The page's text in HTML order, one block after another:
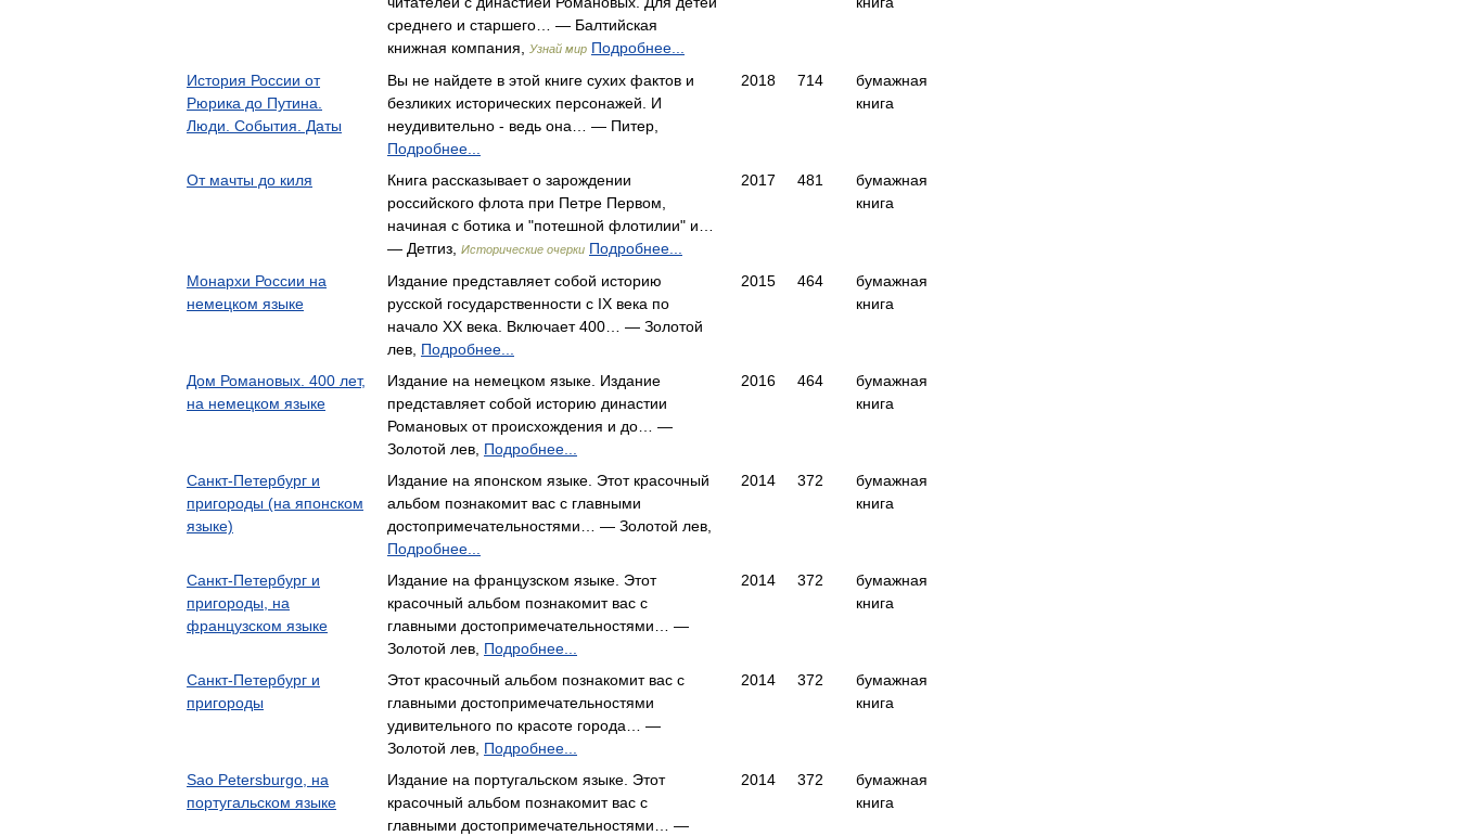
среднего и старшего… — Балтийская
книжная компания,
Узнай мир Подробнее...
История России от
Рюрика до Путина.
Люди. События. Даты
Вы не найдете в этой книге сухих фактов и
безликих исторических персонажей. И
неудивительно - ведь она… — Питер,
Подробнее...
2018 714
бумажная
книга
От мачты до киля
Книга рассказывает о зарождении
российского флота при Петре Первом,
начиная с ботика и "потешной флотилии" и…
— Детгиз,
Исторические очерки Подробнее...
2017 481
бумажная
книга
Монархи России на
немецком языке
Издание представляет собой историю
русской государственности с IX века по
начало XX века. Включает 400… — Золотой
лев, Подробнее...
2015 464
бумажная
книга
Дом Романовых. 400 лет,
на немецком языке
Издание на немецком языке. Издание
представляет собой историю династии
Романовых от происхождения и до… —
Золотой лев, Подробнее...
2016 464
бумажная
книга
Санкт-Петербург и
пригороды (на японском
языке)
Издание на японском языке. Этот красочный
альбом познакомит вас с главными
достопримечательностями… — Золотой лев,
Подробнее...
2014 372
бумажная
книга
Санкт-Петербург и
пригороды, на
французском языке
Издание на французском языке. Этот
красочный альбом познакомит вас с
главными достопримечательностями… —
Золотой лев, Подробнее...
2014 372
бумажная
книга
Санкт-Петербург и
пригороды
Этот красочный альбом познакомит вас с
главными достопримечательностями
удивительного по красоте города… —
Золотой лев, Подробнее...
2014 372
бумажная
книга
Sao Petersburgo, на
португальском языке
Издание на португальском языке. Этот
красочный альбом познакомит вас с
главными достопримечательностями… —
2014 372
бумажная
книга